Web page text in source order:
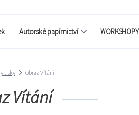
Autorské papírnictví WORKSHOPY
tisky Obraz Vítání
Vítání